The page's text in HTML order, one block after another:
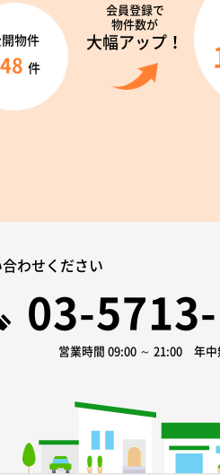
会員登録で
物件数が
大幅アップ！
物件
件
わせください
03-
営業時間 09:00 ～ 21:00 年中